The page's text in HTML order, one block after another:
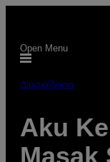
content
Open Menu
Διασκέδαση
Aku
Masak